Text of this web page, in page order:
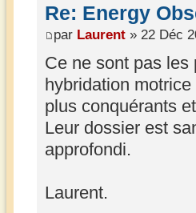
Re: Energy
par Laurent » 22 Déc
Ce ne sont pas les
hybridation
plus conquérants
Leur dossier est
approfondi.
Laurent.